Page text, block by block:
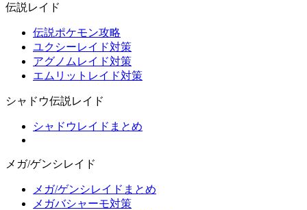
伝説レイド
伝説ポケモン攻略
ユクシーレイド対策
アグノムレイド対策
エムリットレイド対策
シャドウ伝説レイド
シャドウレイドまとめ
メガ/ゲンシレイド
メガ/ゲンシレイドまとめ
メガバシャーモ対策